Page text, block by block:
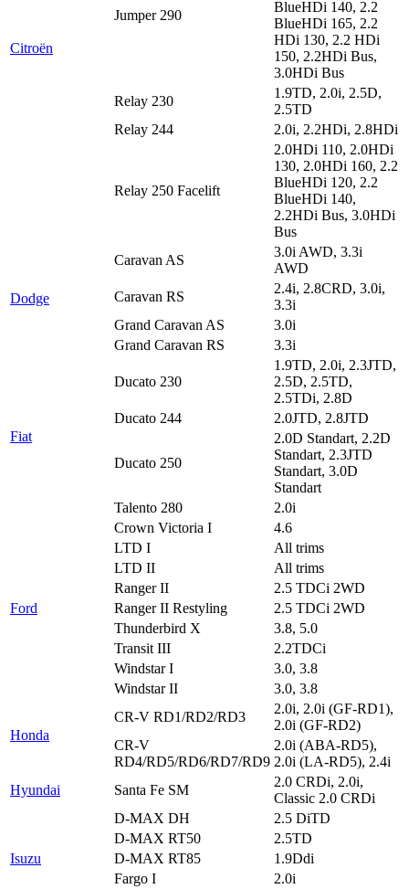
Citroën
Jumper 290
BlueHDi 140, 2.2
BlueHDi 165, 2.2
HDi 130, 2.2 HDi
150, 2.2HDi Bus,
3.0HDi Bus
Relay 230
1.9TD, 2.0i, 2.5D,
2.5TD
Relay 244
2.0i, 2.2HDi, 2.8HDi
Relay 250 Facelift
2.0HDi 110, 2.0HDi
130, 2.0HDi 160, 2.2
BlueHDi 120, 2.2
BlueHDi 140,
2.2HDi Bus, 3.0HDi
Bus
Dodge
Caravan AS
3.0i AWD, 3.3i
AWD
Caravan RS
2.4i, 2.8CRD, 3.0i,
3.3i
Grand Caravan AS
3.0i
Grand Caravan RS
3.3i
Fiat
Ducato 230
1.9TD, 2.0i, 2.3JTD,
2.5D, 2.5TD,
2.5TDi, 2.8D
Ducato 244
2.0JTD, 2.8JTD
Ducato 250
2.0D Standart, 2.2D
Standart, 2.3JTD
Standart, 3.0D
Standart
Talento 280
2.0i
Ford
Crown Victoria I
4.6
LTD I
All trims
LTD II
All trims
Ranger II
2.5 TDCi 2WD
Ranger II Restyling
2.5 TDCi 2WD
Thunderbird X
3.8, 5.0
Transit III
2.2TDCi
Windstar I
3.0, 3.8
Windstar II
3.0, 3.8
Honda
CR-V RD1/RD2/RD3
2.0i, 2.0i (GF-RD1),
2.0i (GF-RD2)
CR-V
RD4/RD5/RD6/RD7/RD9
2.0i (ABA-RD5),
2.0i (LA-RD5), 2.4i
Hyundai
Santa Fe SM
2.0 CRDi, 2.0i,
Classic 2.0 CRDi
Isuzu
D-MAX DH
2.5 DiTD
D-MAX RT50
2.5TD
D-MAX RT85
1.9Ddi
Fargo I
2.0i